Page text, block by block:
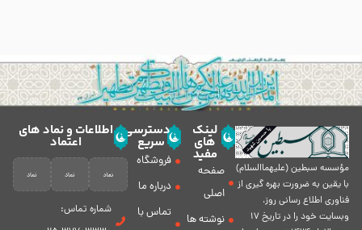
مؤسسه سبطين (عليهماالسلام)
با يقين به ضرورت بهره گیرى از
فناورى اطلاع رسانى روز،
وبسایت خود را در تاريخ 17
لینک
های
مفید
صفحه
اصلی
نوشته ها
دسترسی
سریع
فروشگاه
درباره ما
تماس با
اطلاعات و نماد های
اعتماد
شماره تماس: